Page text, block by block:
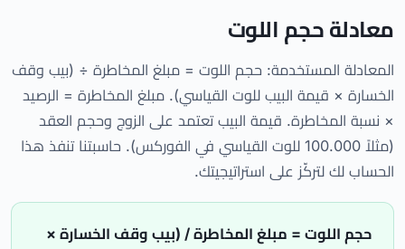
معادلة حجم اللوت
المعادلة المستخدمة: حجم اللوت = مبلغ المخاطرة ÷ (بيب وقف
الخسارة × قيمة البيب للوت القياسي). مبلغ المخاطرة = الرصيد
× نسبة المخاطرة. قيمة البيب تعتمد على الزوج وحجم العقد
(مثلاً 100.000 للوت القياسي في الفوركس). حاسبتنا تنفذ هذا
الحساب لك لتركّز على استراتيجيتك.
حجم اللوت = مبلغ المخاطرة / (بيب وقف الخسارة ×